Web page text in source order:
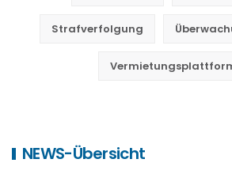
Strafverfolgung
NEWS-Übersicht